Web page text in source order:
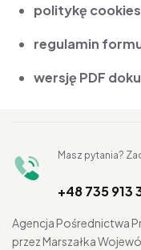
politykę cookies
regulamin
wersję PDF
Masz pytania?
+48 735 913
Agencja Pośrednictwa
przez Marszałka